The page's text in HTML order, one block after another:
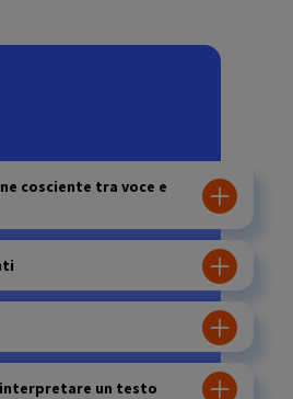
cosciente tra voce e
interpretare un testo